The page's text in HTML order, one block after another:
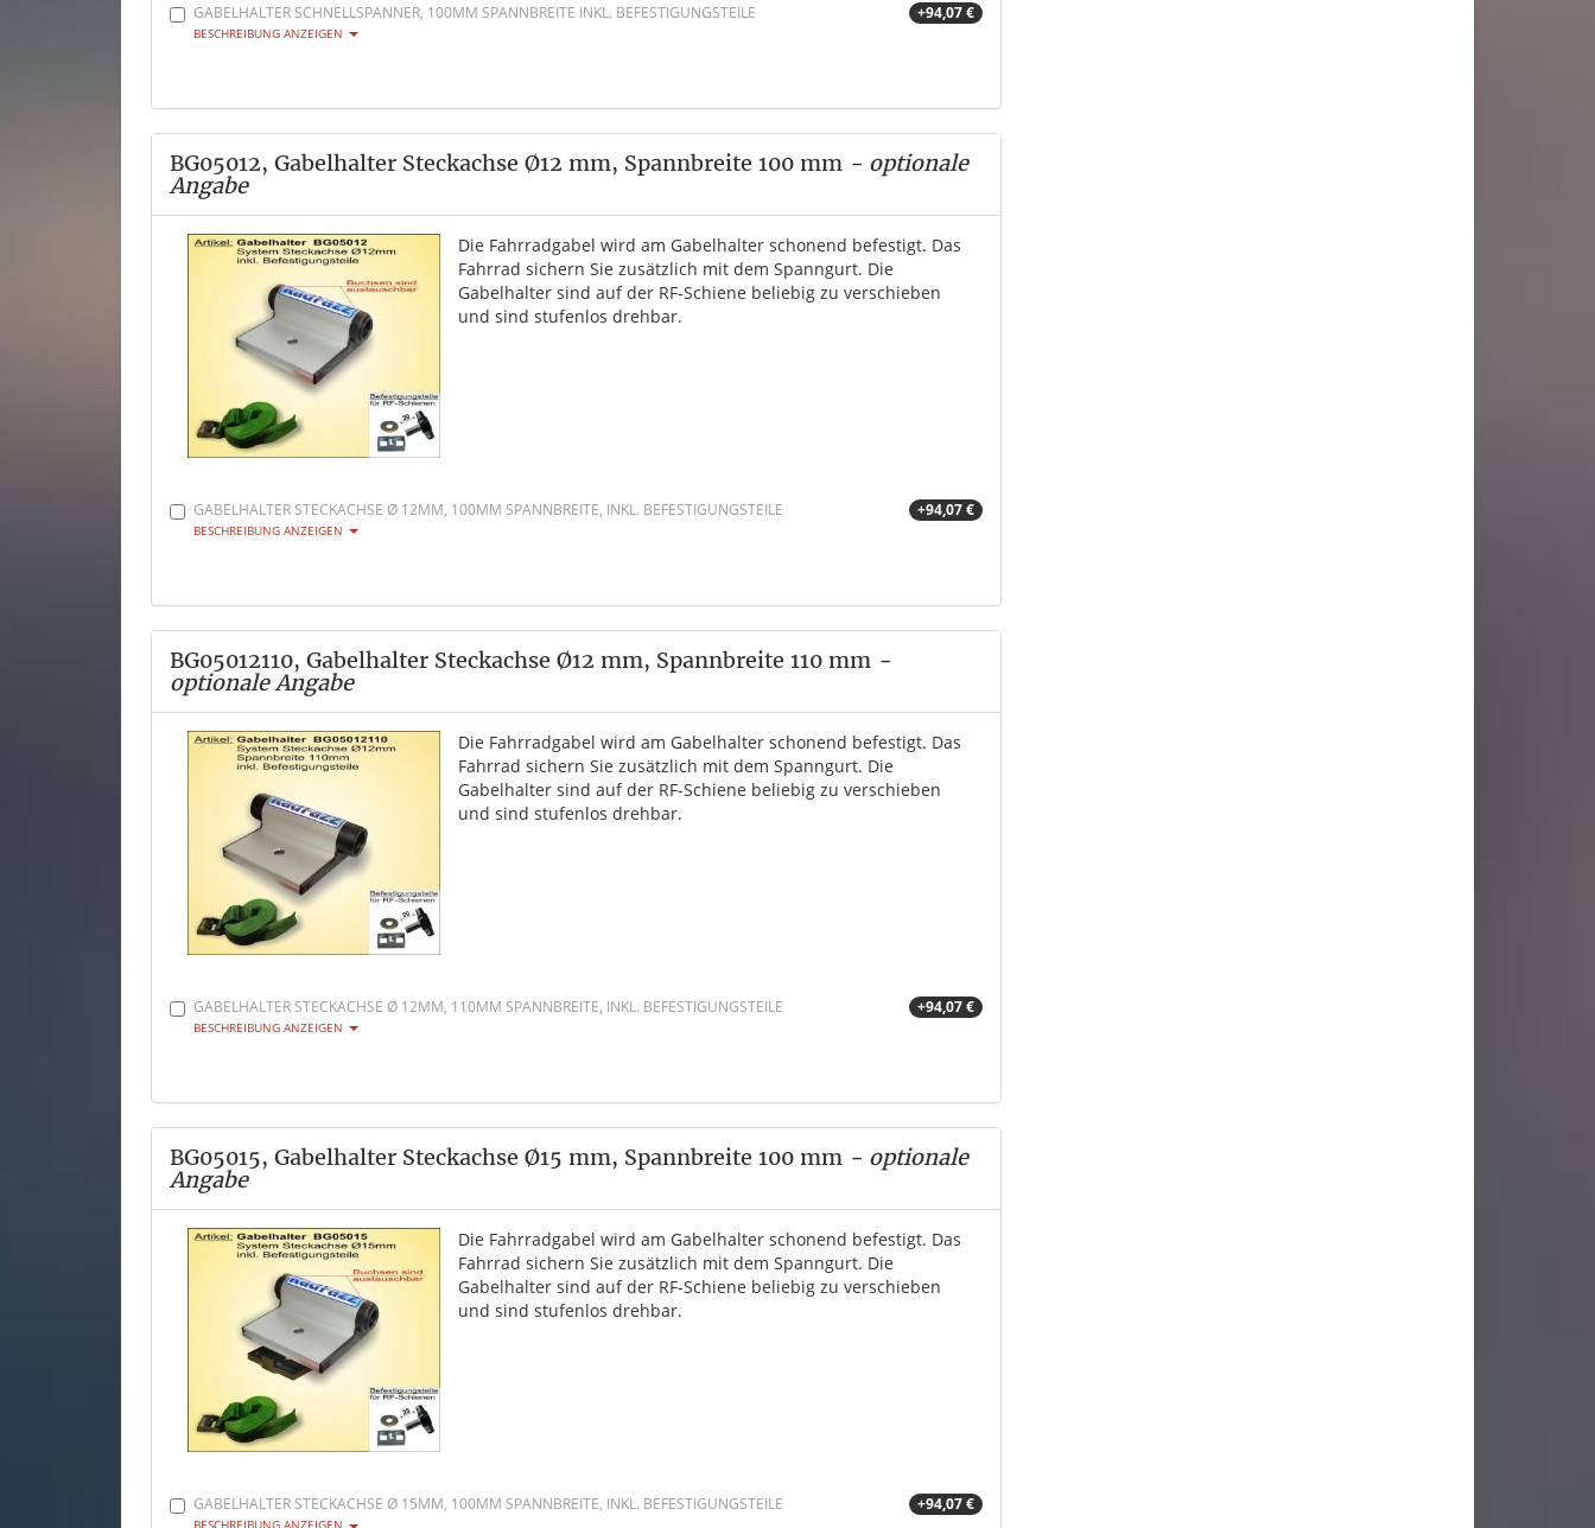
GABELHALTER SCHNELLSPANNER, 100MM SPANNBREITE INKL. BEFESTIGUNGSTEILE +94,07 €
BESCHREIBUNG ANZEIGEN
BG05012, Gabelhalter Steckachse Ø12 mm, Spannbreite 100 mm - optionale
Angabe
Die Fahrradgabel wird am Gabelhalter schonend befestigt. Das
Fahrrad sichern Sie zusätzlich mit dem Spanngurt. Die
Gabelhalter sind auf der RF-Schiene beliebig zu verschieben
und sind stufenlos drehbar.
GABELHALTER STECKACHSE Ø 12MM, 100MM SPANNBREITE, INKL. BEFESTIGUNGSTEILE +94,07 €
BESCHREIBUNG ANZEIGEN
BG05012110, Gabelhalter Steckachse Ø12 mm, Spannbreite 110 mm -
optionale Angabe
Die Fahrradgabel wird am Gabelhalter schonend befestigt. Das
Fahrrad sichern Sie zusätzlich mit dem Spanngurt. Die
Gabelhalter sind auf der RF-Schiene beliebig zu verschieben
und sind stufenlos drehbar.
GABELHALTER STECKACHSE Ø 12MM, 110MM SPANNBREITE, INKL. BEFESTIGUNGSTEILE +94,07 €
BESCHREIBUNG ANZEIGEN
BG05015, Gabelhalter Steckachse Ø15 mm, Spannbreite 100 mm - optionale
Angabe
Die Fahrradgabel wird am Gabelhalter schonend befestigt. Das
Fahrrad sichern Sie zusätzlich mit dem Spanngurt. Die
Gabelhalter sind auf der RF-Schiene beliebig zu verschieben
und sind stufenlos drehbar.
GABELHALTER STECKACHSE Ø 15MM, 100MM SPANNBREITE, INKL. BEFESTIGUNGSTEILE +94,07 €